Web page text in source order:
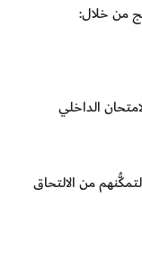
من خلال:
في الامتحان الداخلي
لتمكُّنهم من الالتحاق